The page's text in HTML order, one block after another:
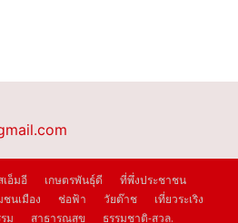
เอ็มอี เกษตรพันธุ์ดี
ที่พึ่งประชาชน
นเมือง ช่อฟ้า วัยต๊าช
เที่ยวระเริง
ม สาธารณสุข ธรรมชาติ-สวล.